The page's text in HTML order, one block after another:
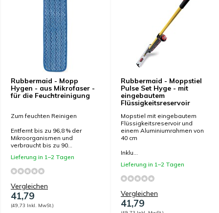
Rubbermaid - Mopp
Hygen - aus Mikrofaser -
für die Feuchtreinigung
Zum feuchten Reinigen
Entfernt bis zu 96,8 % der
Mikroorganismen und
verbraucht bis zu 90...
Lieferung in 1–2 Tagen
Vergleichen
41,79
(49,73 Inkl. MwSt.)
Rubbermaid - Moppstiel
Pulse Set Hyge - mit
eingebautem
Flüssigkeitsreservoir
Mopstiel mit eingebautem
Flüssigkeitsreservoir und
einem Aluminiumrahmen von
40 cm
Inklu...
Lieferung in 1–2 Tagen
Vergleichen
41,79